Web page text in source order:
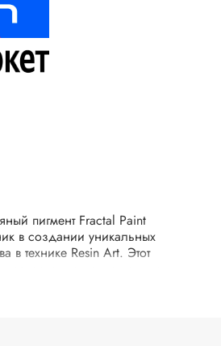
пигмент Fractal Paint
в создании уникальных
в технике Resin Art. Этот
превосходно подходит для
и заливке эпоксидной
плёнку, придавая вашему